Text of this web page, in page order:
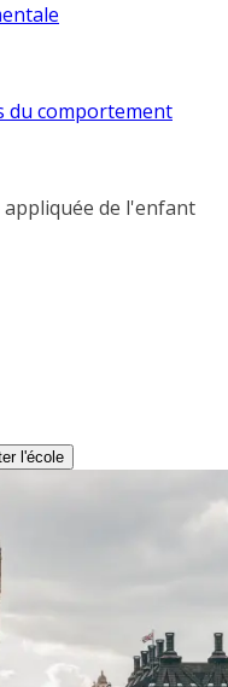
du comportement
de l'enfant
l'école